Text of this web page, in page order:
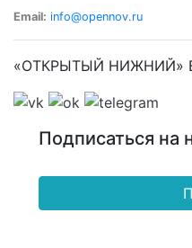
Email: info@opennov.ru
«ОТКРЫТЫЙ НИЖНИЙ»
Подписаться на